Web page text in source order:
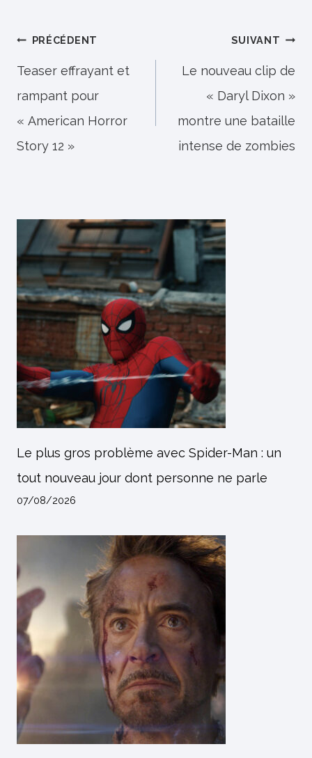
Navigation
de
l’article
PRÉCÉDENT
Teaser effrayant et
rampant pour
« American Horror
Story 12 »
SUIVANT
Le nouveau clip de
« Daryl Dixon »
montre une bataille
intense de zombies
Le plus gros problème avec Spider-Man : un
tout nouveau jour dont personne ne parle
07/08/2026